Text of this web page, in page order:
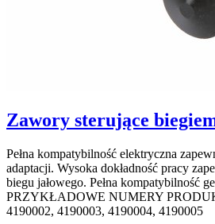
Zawory sterujące
Pełna kompatybilność elektryczna
adaptacji. Wysoka dokładność pracy
biegu jałowego. Pełna kompatybilność
PRZYKŁADOWE NUMERY
4190002, 4190003, 4190004, 4190005